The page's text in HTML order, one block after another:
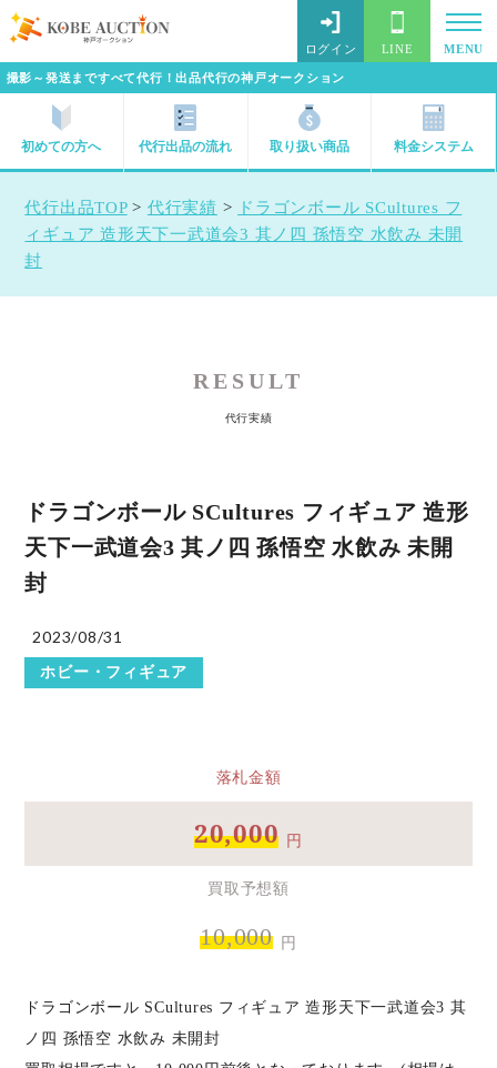
撮影～発送まですべて代行！出品代行の神戸オークション
ログイン LINE MENU
初めての方へ 代行出品の流れ 取り扱い商品 料金システム
代行出品TOP> 代行実績 >
ドラゴンボール SCultures フ
ィギュア 造形天下一武道会3 其ノ四 孫悟空 水飲み 未開
封
RESULT
代行実績
ドラゴンボール SCultures フィギュア 造形
天下一武道会3 其ノ四 孫悟空 水飲み 未開
封
2023/08/31
ホビー・フィギュア
落札金額
20,000 円
買取予想額
10,000 円
ドラゴンボール SCultures フィギュア 造形天下一武道会3 其
ノ四 孫悟空 水飲み 未開封